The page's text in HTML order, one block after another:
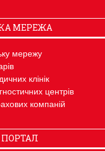
МЕРЕЖА
мережу
клінік
центрів
компаній